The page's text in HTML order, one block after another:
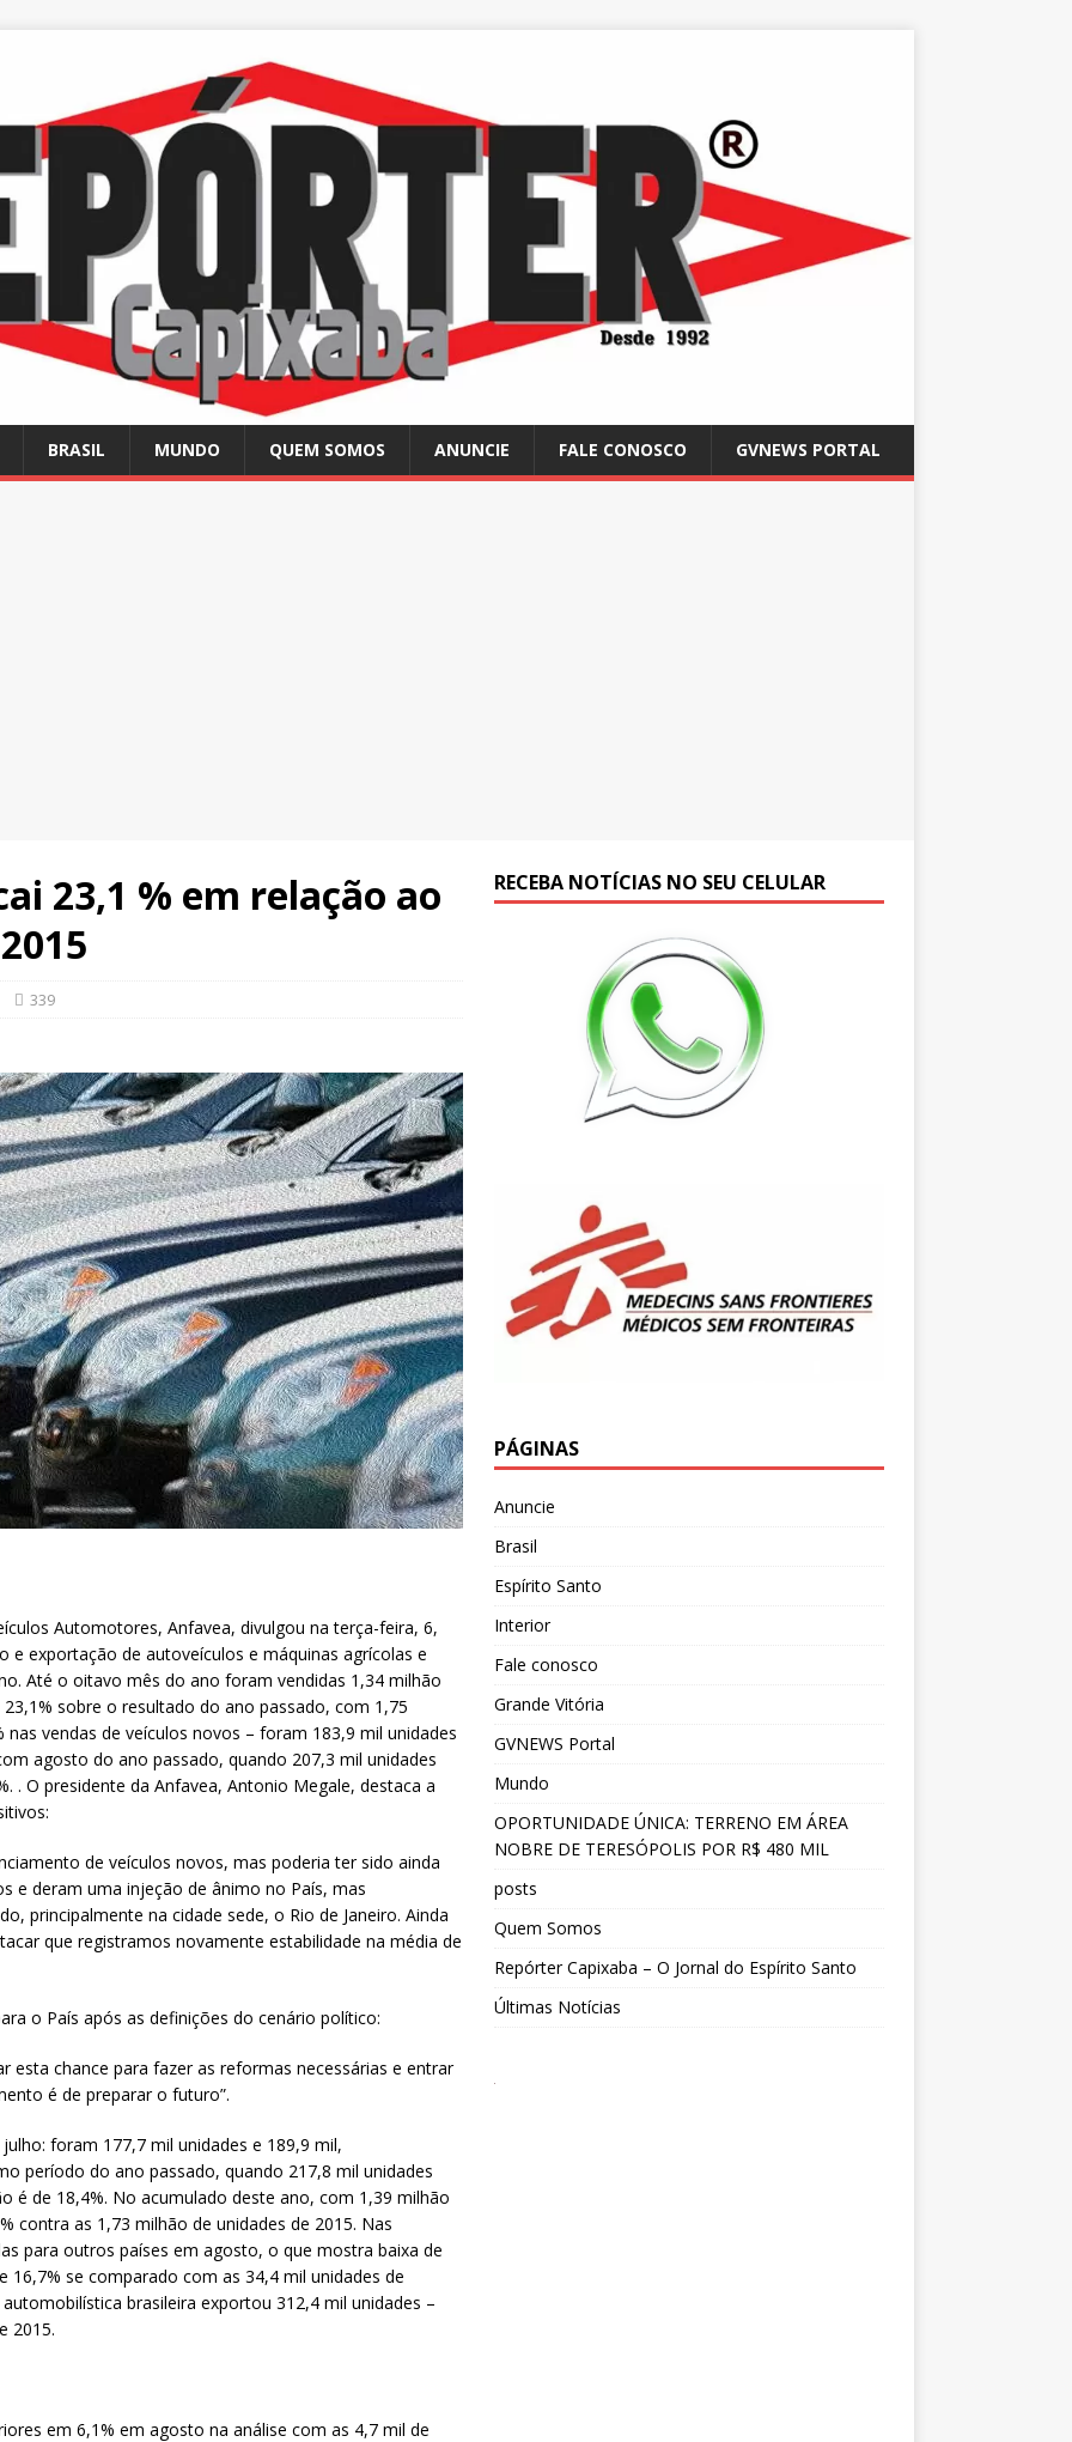
BRASIL MUNDO QUEM SOMOS ANUNCIE FALE CONOSCO GVNEWS PORTAL
23,1 % em relação ao
339
Automotores, Anfavea, divulgou na terça-feira, 6,
e exportação de autoveículos e máquinas agrícolas e
Até o oitavo mês do ano foram vendidas 1,34 milhão
sobre o resultado do ano passado, com 1,75
vendas de veículos novos – foram 183,9 mil unidades
agosto do ano passado, quando 207,3 mil unidades
. O presidente da Anfavea, Antonio Megale, destaca a
de veículos novos, mas poderia ter sido ainda
e deram uma injeção de ânimo no País, mas
principalmente na cidade sede, o Rio de Janeiro. Ainda
que registramos novamente estabilidade na média de
o País após as definições do cenário político:
esta chance para fazer as reformas necessárias e entrar
é de preparar o futuro”.
foram 177,7 mil unidades e 189,9 mil,
período do ano passado, quando 217,8 mil unidades
é de 18,4%. No acumulado deste ano, com 1,39 milhão
contra as 1,73 milhão de unidades de 2015. Nas
para outros países em agosto, o que mostra baixa de
se comparado com as 34,4 mil unidades de
brasileira exportou 312,4 mil unidades –
2015.
em 6,1% em agosto na análise com as 4,7 mil de
RECEBA NOTÍCIAS NO SEU CELULAR
PÁGINAS
Anuncie
Brasil
Espírito Santo
Interior
Fale conosco
Grande Vitória
GVNEWS Portal
Mundo
OPORTUNIDADE ÚNICA: TERRENO EM ÁREA
NOBRE DE TERESÓPOLIS POR R$ 480 MIL
posts
Quem Somos
Repórter Capixaba – O Jornal do Espírito Santo
Últimas Notícias